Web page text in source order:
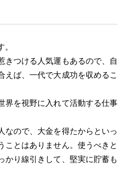
きつける人気運もあるので、自
えば、一代で大成功を収めるこ
界を視野に入れて活動する仕事
なので、大金を得たからといっ
ことはありません。使うべきと
かり線引きして、堅実に貯蓄も